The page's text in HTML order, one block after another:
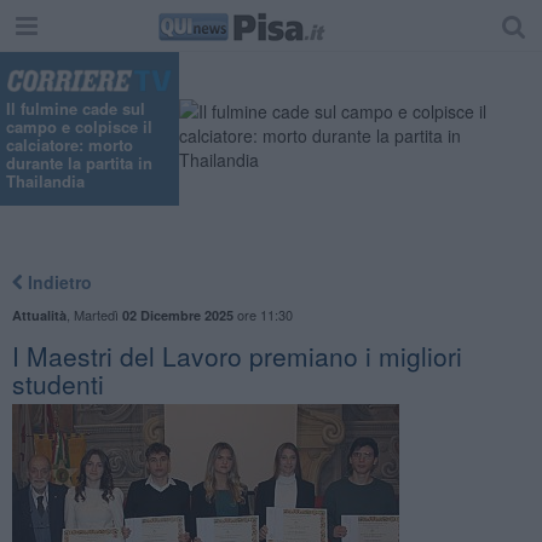
Il fulmine cade sul
campo e colpisce il
calciatore: morto
durante la partita in
Thailandia
Indietro
Attualità Martedì 02 Dicembre 2025ore 11:30
I Maestri del Lavoro premiano i migliori
studenti